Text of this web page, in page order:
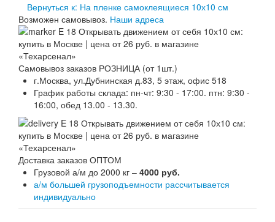
Публичная оферта
Сертификаты
Вопрос-Ответ
Контакты
Вернуться к: На пленке самоклеящиеся 10х10 см
Возможен самовывоз. Наши адреса
Самовывоз заказов РОЗНИЦА (от 1шт.)
г.Москва, ул.Дубнинская д.83, 5 этаж, офис 518
График работы склада: пн-чт: 9:30 - 17:00. птн: 9:30 -
16:00, обед 13.00 - 13.30.
Доставка заказов ОПТОМ
Грузовой а/м до 2000 кг – 4000 руб.
а/м большей грузоподъемности рассчитывается
индивидуально